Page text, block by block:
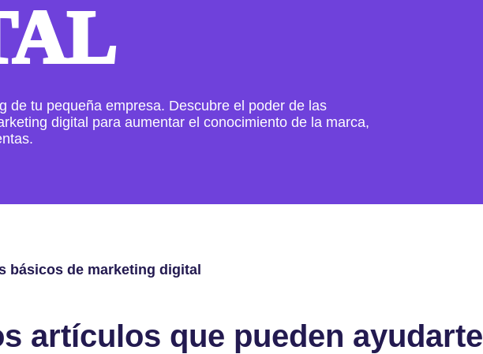
de tu pequeña empresa. Descubre el poder de las
digital para aumentar el conocimiento de la marca,
básicos de marketing digital
artículos que pueden ayudarte